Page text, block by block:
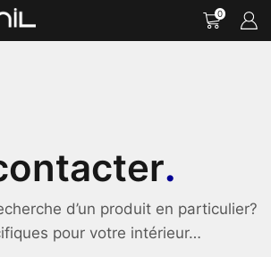
0
.
d’un produit en particulier?
pour votre intérieur…